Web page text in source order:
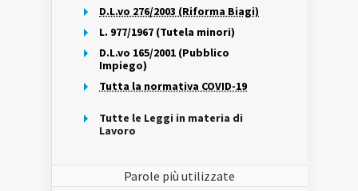
D.L.vo 276/2003 (Riforma Biagi)
L. 977/1967 (Tutela minori)
D.L.vo 165/2001 (Pubblico
Impiego)
Tutta la normativa COVID-19
Tutte le Leggi in materia di
Lavoro
Parole più utilizzate